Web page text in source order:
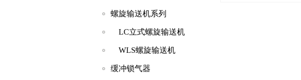
螺旋输送机系列
LC立式螺旋输送机
WLS螺旋输送机
缓冲锁气器